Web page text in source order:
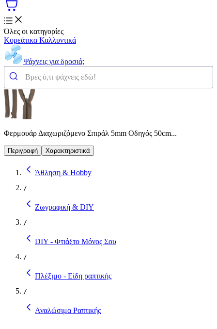
Όλες οι κατηγορίες
Κορεάτικα Καλλυντικά
Ψάχνεις για δροσιά;
Φερμουάρ Διαχωριζόμενο Σπιράλ 5mm Οδηγός 50cm...
Περιγραφή Χαρακτηριστικά
Άθληση & Hobby
/
Ζωγραφική & DIY
/
DIY - Φτιάξτο Μόνος Σου
/
Πλέξιμο - Είδη ραπτικής
/
Αναλώσιμα Ραπτικής